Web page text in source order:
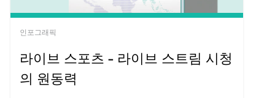
인포그래픽
라이브 스포츠 – 라이브 스트림 시청
의 원동력